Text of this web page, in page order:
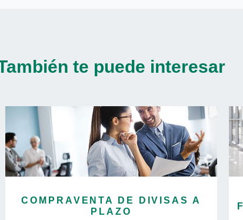
te puede interesar
COMPRAVENTA DE DIVISAS A
PLAZO